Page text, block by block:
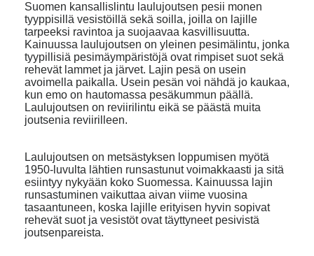
Suomen kansallislintu laulujoutsen pesii monen
tyyppisillä vesistöillä sekä soilla, joilla on lajille
tarpeeksi ravintoa ja suojaavaa kasvillisuutta.
Kainuussa laulujoutsen on yleinen pesimälintu, jonka
tyypillisiä pesimäympäristöjä ovat rimpiset suot sekä
rehevät lammet ja järvet. Lajin pesä on usein
avoimella paikalla. Usein pesän voi nähdä jo kaukaa,
kun emo on hautomassa pesäkummun päällä.
Laulujoutsen on reviirilintu eikä se päästä muita
joutsenia reviirilleen.
Laulujoutsen on metsästyksen loppumisen myötä
1950-luvulta lähtien runsastunut voimakkaasti ja sitä
esiintyy nykyään koko Suomessa. Kainuussa lajin
runsastuminen vaikuttaa aivan viime vuosina
tasaantuneen, koska lajille erityisen hyvin sopivat
rehevät suot ja vesistöt ovat täyttyneet pesivistä
joutsenpareista.